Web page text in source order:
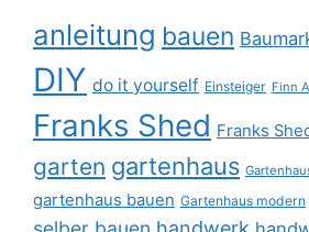
anleitung bauen
DIY do it yourself Einsteiger Finn
Franks Shed Franks
garten gartenhaus
gartenhaus bauen Gartenhaus modern